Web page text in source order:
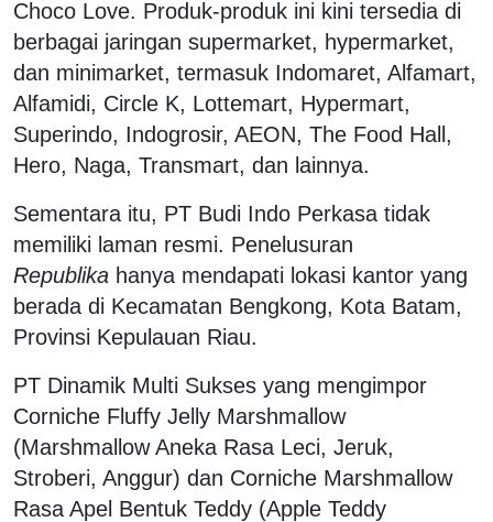
Choco Love. Produk-produk ini kini tersedia di
berbagai jaringan supermarket, hypermarket,
dan minimarket, termasuk Indomaret, Alfamart,
Alfamidi, Circle K, Lottemart, Hypermart,
Superindo, Indogrosir, AEON, The Food Hall,
Hero, Naga, Transmart, dan lainnya.
Sementara itu, PT Budi Indo Perkasa tidak
memiliki laman resmi. Penelusuran
Republika hanya mendapati lokasi kantor yang
berada di Kecamatan Bengkong, Kota Batam,
Provinsi Kepulauan Riau.
PT Dinamik Multi Sukses yang mengimpor
Corniche Fluffy Jelly Marshmallow
(Marshmallow Aneka Rasa Leci, Jeruk,
Stroberi, Anggur) dan Corniche Marshmallow
Rasa Apel Bentuk Teddy (Apple Teddy